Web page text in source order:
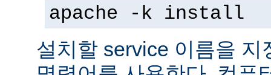
apache -k install
설치할 service 이름을 지